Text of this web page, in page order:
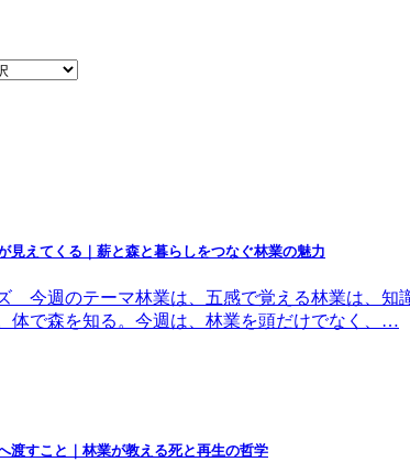
見えてくる｜薪と森と暮らしをつなぐ林業の魅力
今週のテーマ林業は、五感で覚える林業は、知
体で森を知る。今週は、林業を頭だけでなく、…
渡すこと｜林業が教える死と再生の哲学